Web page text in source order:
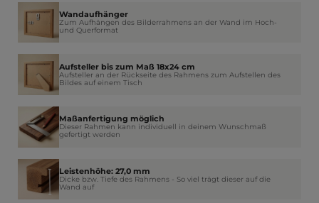
Wandaufhänger
Zum Aufhängen des Bilderrahmens an der Wand im Hoch-
und Querformat
Aufsteller bis zum Maß 18x24 cm
Aufsteller an der Rückseite des Rahmens zum Aufstellen des
Bildes auf einem Tisch
Maßanfertigung möglich
Dieser Rahmen kann individuell in deinem Wunschmaß
gefertigt werden
Leistenhöhe: 27,0 mm
Dicke bzw. Tiefe des Rahmens - So viel trägt dieser auf die
Wand auf